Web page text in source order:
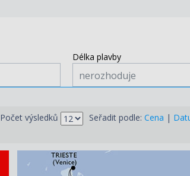
Délka plavby
nerozhoduje
Seřadit podle: Cena |
Počet výsledků